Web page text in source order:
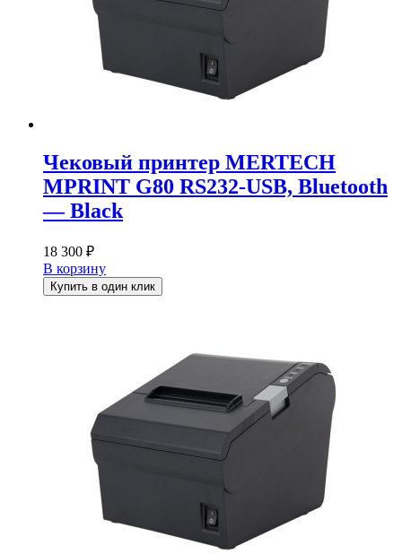
Чековый принтер MERTECH
MPRINT G80 RS232-USB, Bluetooth
— Black
18 300 ₽
В корзину
Купить в один клик